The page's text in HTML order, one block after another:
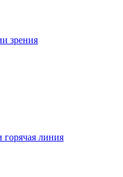
зрения
линия